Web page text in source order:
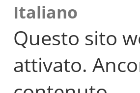
Italiano
Questo sito
attivato.